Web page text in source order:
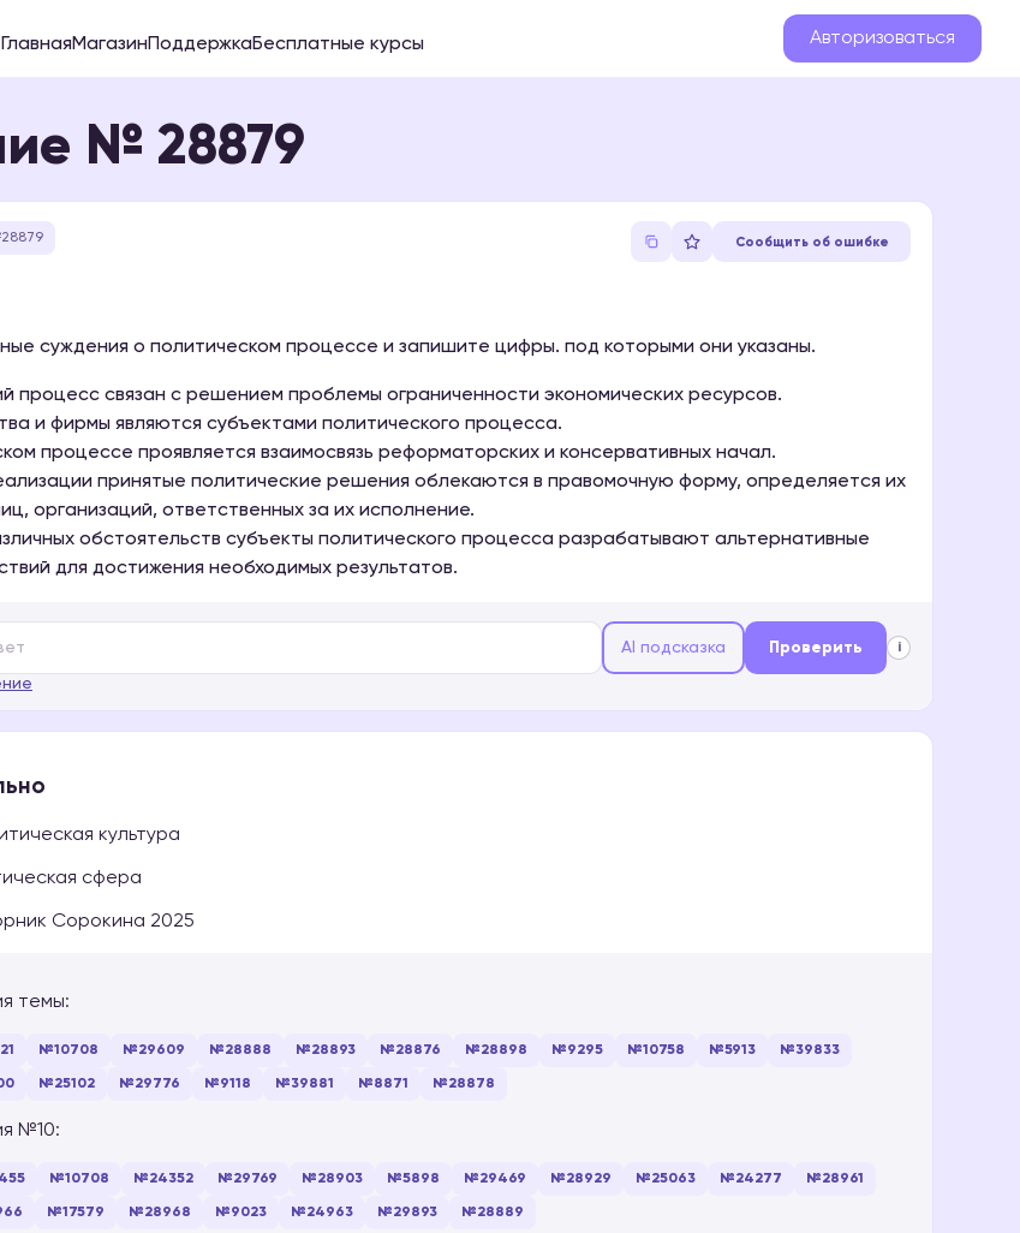
ГлавнаяМагазинПоддержкаБесплатные курсы Авторизоваться
№ 28879
Сообщить об ошибке
суждения о политическом процессе и запишите цифры. под которыми они указаны.
процесс связан с решением проблемы ограниченности экономических ресурсов.
и фирмы являются субъектами политического процесса.
процессе проявляется взаимосвязь реформаторских и консервативных начал.
принятые политические решения облекаются в правомочную форму, определяется их
организаций, ответственных за их исполнение.
обстоятельств субъекты политического процесса разрабатывают альтернативные
для достижения необходимых результатов.
AI подсказка Проверить i
культура
сфера
Сорокина 2025
темы:
№10708 №29609 №28888 №28893 №28876 №28898 №9295 №10758 №5913 №39833
№25102 №29776 №9118 №39881 №8871 №28878
№10:
№10708 №24352 №29769 №28903 №5898 №29469 №28929 №25063 №24277 №28961
№17579 №28968 №9023 №24963 №29893 №28889